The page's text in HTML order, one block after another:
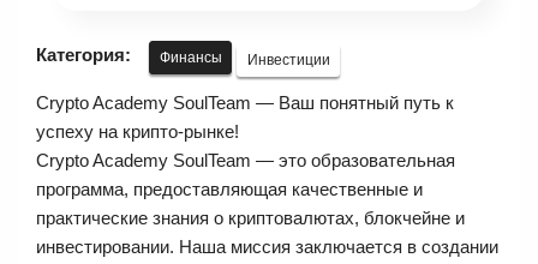
Категория: Финансы Инвестиции
Crypto Academy SoulTeam — Ваш понятный путь к
успеху на крипто-рынке!
Crypto Academy SoulTeam — это образовательная
программа, предоставляющая качественные и
практические знания о криптовалютах, блокчейне и
инвестировании. Наша миссия заключается в создании